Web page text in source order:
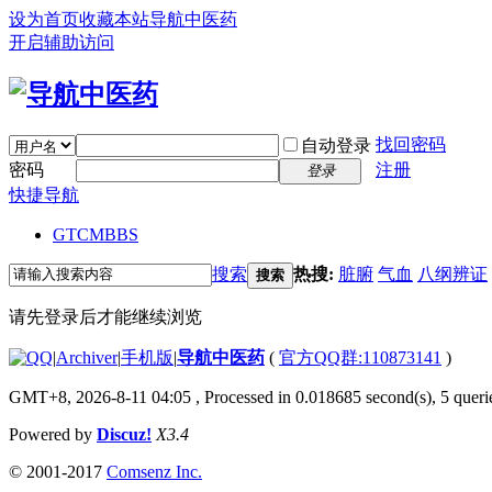
设为首页收藏本站导航中医药
开启辅助访问
自动登录 找回密码
密码
登录
注册
快捷导航
GTCMBBS
搜索 搜索 热搜: 脏腑 气血 八纲辨证
请先登录后才能继续浏览
|Archiver|手机版|导航中医药 ( 官方QQ群:110873141 )
GMT+8, 2026-8-11 04:05 , Processed in 0.018685 second(s), 5
Powered by Discuz! X3.4
© 2001-2017 Comsenz Inc.